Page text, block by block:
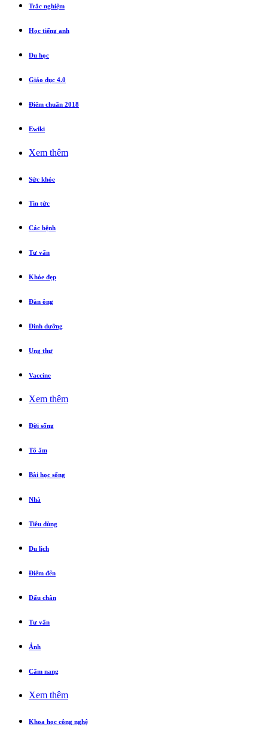
Trắc nghiệm
Học tiếng anh
Du học
Giáo dục 4.0
Điểm chuẩn 2018
Ewiki
Xem thêm
Sức khỏe
Tin tức
Các bệnh
Tư vấn
Khỏe đẹp
Đàn ông
Dinh dưỡng
Ung thư
Vaccine
Xem thêm
Đời sống
Tổ ấm
Bài học sống
Nhà
Tiêu dùng
Du lịch
Điểm đến
Dấu chân
Tư vấn
Ảnh
Cẩm nang
Xem thêm
Khoa học công nghệ